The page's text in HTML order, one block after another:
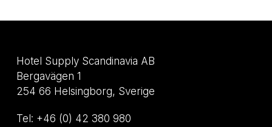
Hotel Supply Scandinavia AB
Bergavägen 1
254 66 Helsingborg, Sverige
Tel: +46 (0) 42 380 980